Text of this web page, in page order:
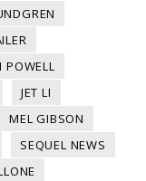
POWELL
JET LI
MEL GIBSON
SEQUEL NEWS